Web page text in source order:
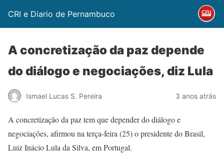
CRI e Diario de Pernambuco
A concretização da paz depende
do diálogo e negociações, diz Lula
Ismael Lucas S. Pereira 3 anos atrás
A concretização da paz tem que depender do diálogo e
negociações, afirmou na terça-feira (25) o presidente do Brasil,
Luiz Inácio Lula da Silva, em Portugal.